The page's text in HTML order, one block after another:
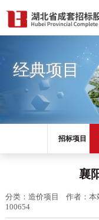
经典项目
招标项目
襄
分类：造价项目 作者：本
100654